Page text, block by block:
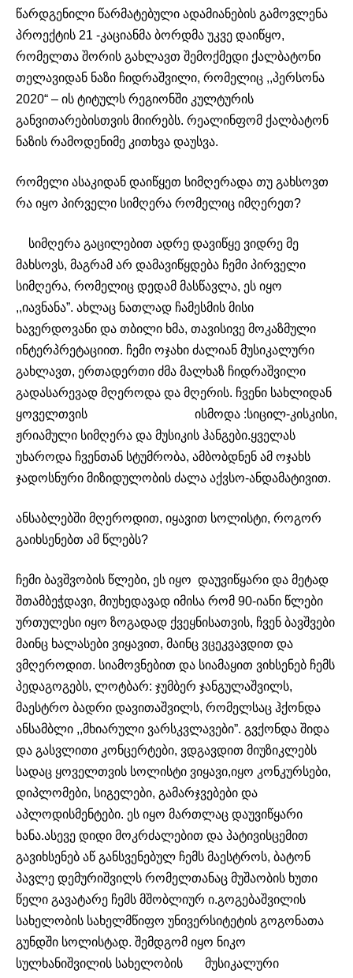
წარდგენილი წარმატებული ადამიანების გამოვლენა
პროექტის 21 -კაციანმა ბორდმა უკვე დაიწყო,
რომელთა შორის გახლავთ შემოქმედი ქალბატონი
თელავიდან ნაზი ჩიდრაშვილი, რომელიც ,,პერსონა
2020“ – ის ტიტულს რეგიონში კულტურის
განვითარებისთვის მიირებს. რეალინფომ ქალბატონ
ნაზის რამოდენიმე კითხვა დაუსვა.
რომელი ასაკიდან დაიწყეთ სიმღერადა თუ გახსოვთ
რა იყო პირველი სიმღერა რომელიც იმღერეთ?
სიმღერა გაცილებით ადრე დავიწყე ვიდრე მე
მახსოვს, მაგრამ არ დამავიწყდება ჩემი პირველი
სიმღერა, რომელიც დედამ მასწავლა, ეს იყო
,,იავნანა”. ახლაც ნათლად ჩამესმის მისი
ხავერდოვანი და თბილი ხმა, თავისივე მოკაზმული
ინტერპრეტაციით. ჩემი ოჯახი ძალიან მუსიკალური
გახლავთ, ერთადერთი ძმა მალხაზ ჩიდრაშვილი
გადასარევად მღეროდა და მღერის. ჩვენი სახლიდან
ყოველთვის ისმოდა :სიცილ-კისკისი,
ჟრიამული სიმღერა და მუსიკის ჰანგები.ყველას
უხაროდა ჩვენთან სტუმრობა, ამბობდნენ ამ ოჯახს
ჯადოსნური მიზიდულობის ძალა აქვსო-ანდამატივით.
ანსაბლებში მღეროდით, იყავით სოლისტი, როგორ
გაიხსენებთ ამ წლებს?
ჩემი ბავშვობის წლები, ეს იყო დაუვიწყარი და მეტად
შთამბეჭდავი, მიუხედავად იმისა რომ 90-იანი წლები
ურთულესი იყო ზოგადად ქვეყნისათვის, ჩვენ ბავშვები
მაინც ხალასები ვიყავით, მაინც ვცეკვავდით და
ვმღეროდით. სიამოვნებით და სიამაყით ვიხსენებ ჩემს
პედაგოგებს, ლოტბარ: ჯუმბერ ჯანგულაშვილს,
მაესტრო ბადრი დავითაშვილს, რომელსაც ჰქონდა
ანსამბლი ,,მხიარული ვარსკვლავები”. გვქონდა შიდა
და გასვლითი კონცერტები, ვდგავდით მიუზიკლებს
სადაც ყოველთვის სოლისტი ვიყავი,იყო კონკურსები,
დიპლომები, სიგელები, გამარჯვებები და
აპლოდისმენტები. ეს იყო მართლაც დაუვიწყარი
ხანა.ასევე დიდი მოკრძალებით და პატივისცემით
გავიხსენებ აწ განსვენებულ ჩემს მაესტროს, ბატონ
პავლე დემურიშვილს რომელთანაც მუშაობის ხუთი
წელი გავატარე ჩემს მშობლიურ ი.გოგებაშვილის
სახელობის სახელმწიფო უნივერსიტეტის გოგონათა
გუნდში სოლისტად. შემდგომ იყო ნიკო
სულხანიშვილის სახელობის მუსიკალური